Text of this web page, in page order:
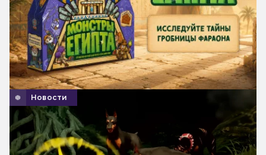
Новости